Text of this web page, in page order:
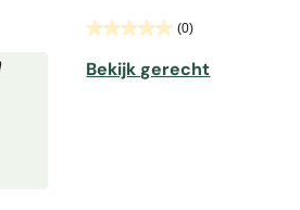
(0)
Bekijk gerecht